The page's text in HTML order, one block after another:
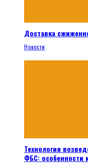
Доставка
Новости
Технология
ФБС: особенности